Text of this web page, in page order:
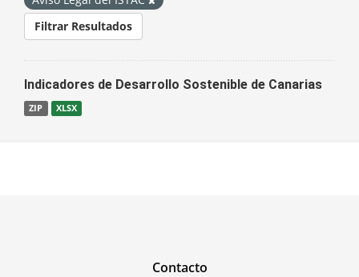
Filtrar Resultados
Indicadores de Desarrollo Sostenible de Canarias
ZIP XLSX
Contacto